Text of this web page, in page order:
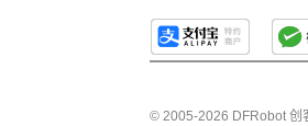
© 2005-2026 DFRobot 创